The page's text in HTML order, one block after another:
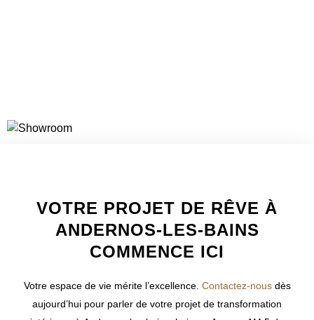
VOTRE PROJET DE RÊVE À
ANDERNOS-LES-BAINS
COMMENCE ICI
Votre espace de vie mérite l’excellence. Contactez-nousdès
aujourd’hui pour parler de votre projet de transformation